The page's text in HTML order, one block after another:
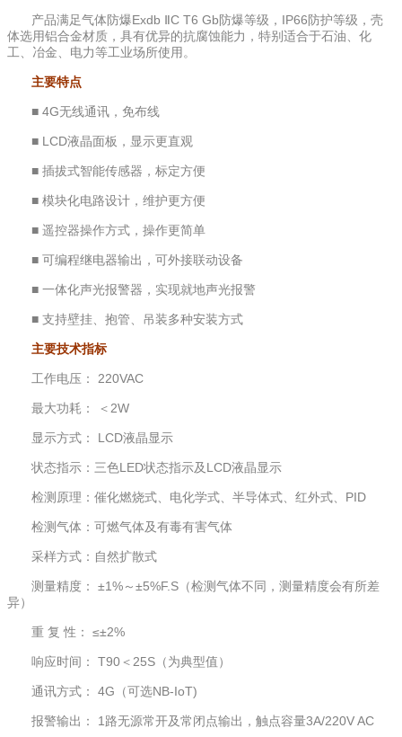
产品满足气体防爆Exdb ⅡC T6 Gb防爆等级，IP66防护等级，壳
体选用铝合金材质，具有优异的抗腐蚀能力，特别适合于石油、化
工、冶金、电力等工业场所使用。
主要特点
■ 4G无线通讯，免布线
■ LCD液晶面板，显示更直观
■ 插拔式智能传感器，标定方便
■ 模块化电路设计，维护更方便
■ 遥控器操作方式，操作更简单
■ 可编程继电器输出，可外接联动设备
■ 一体化声光报警器，实现就地声光报警
■ 支持壁挂、抱管、吊装多种安装方式
主要技术指标
工作电压： 220VAC
最大功耗： ＜2W
显示方式： LCD液晶显示
状态指示：三色LED状态指示及LCD液晶显示
检测原理：催化燃烧式、电化学式、半导体式、红外式、PID
检测气体：可燃气体及有毒有害气体
采样方式：自然扩散式
测量精度： ±1%～±5%F.S（检测气体不同，测量精度会有所差
异）
重 复 性： ≤±2%
响应时间： T90＜25S（为典型值）
通讯方式： 4G（可选NB-IoT)
报警输出： 1路无源常开及常闭点输出，触点容量3A/220V AC